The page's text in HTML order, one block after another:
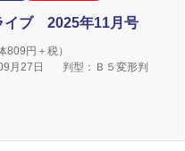
イブ 2025年11月号
809円＋税）
月27日
判型：Ｂ５変形判